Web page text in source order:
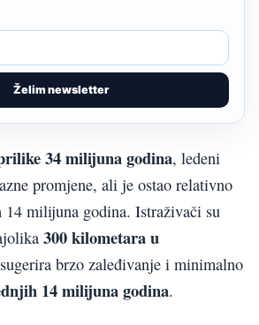
Želim newsletter
34 milijuna godina, ledeni
promjene, ali je ostao relativno
14 milijuna godina. Istraživači su
300 kilometara u
brzo zaleđivanje i minimalno
14 milijuna godina.